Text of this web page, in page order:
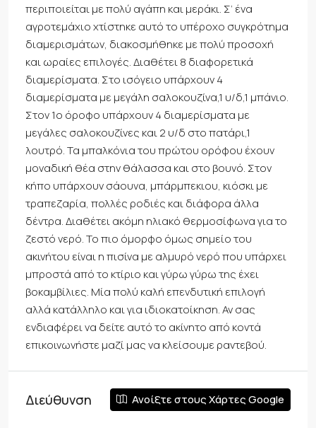
περιποιείται με πολύ αγάπη και μεράκι. Σ’ ένα
αγροτεμάχιο χτίστηκε αυτό το υπέροχο συγκρότημα
διαμερισμάτων, διακοσμήθηκε με πολύ προσοχή
και ωραίες επιλογές. Διαθέτει 8 διαφορετικά
διαμερίσματα. Στο ισόγειο υπάρχουν 4
διαμερίσματα με μεγάλη σαλοκουζίνα,1 υ/δ,1 μπάνιο.
Στον 1ο όροφο υπάρχουν 4 διαμερίσματα με
μεγάλες σαλοκουζίνες και 2 υ/δ στο πατάρι,1
λουτρό. Τα μπαλκόνια του πρώτου ορόφου έχουν
μοναδική θέα στην θάλασσα και στο βουνό. Στον
κήπο υπάρχουν σάουνα, μπάρμπεκιου, κιόσκι με
τραπεζαρία, πολλές ροδιές και διάφορα άλλα
δέντρα. Διαθέτει ακόμη ηλιακό θερμοσίφωνα για το
ζεστό νερό. Το πιο όμορφο όμως σημείο του
ακινήτου είναι η πισίνα με αλμυρό νερό που υπάρχει
μπροστά από το κτίριο και γύρω γύρω της έχει
βοκαμβίλιες. Μία πολύ καλή επενδυτική επιλογή
αλλά κατάλληλο και για ιδιοκατοίκηση. Αν σας
ενδιαφέρει να δείτε αυτό το ακίνητο από κοντά
επικοινωνήστε μαζί μας να κλείσουμε ραντεβού.
Διεύθυνση Ανοίξτε στους Χάρτες Google